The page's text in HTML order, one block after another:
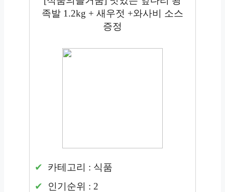
족발 1.2kg + 새우젓 +와사비 소스
증정
카테고리 : 식품
인기순위 : 2